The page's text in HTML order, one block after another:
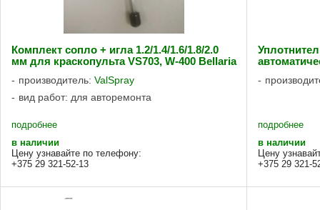
Комплект сопло + игла 1.2/1.4/1.6/1.8/2.0
мм для краскопульта VS703, W-400 Bellaria
производитель: ValSpray
вид работ: для авторемонта
подробнее
в наличии
Цену узнавайте по телефону:
+375 29 321-52-13
подробнее
в наличии
Цену
+375 29 321-